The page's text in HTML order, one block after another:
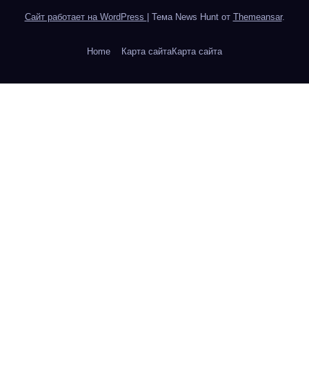
Сайт работает на WordPress Тема News Hunt от Themeansar.
Home Карта сайтаКарта сайта